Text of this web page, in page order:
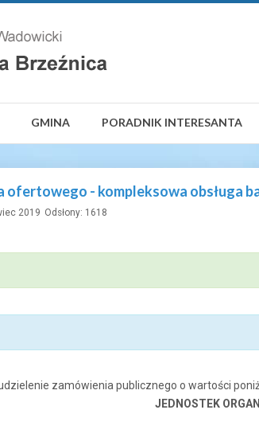
GMINA PORADNIK INTERESANTA
- kompleksowa obsługa
2019 Odsłony: 1618
zamówienia publicznego o wartości
JEDNOSTEK